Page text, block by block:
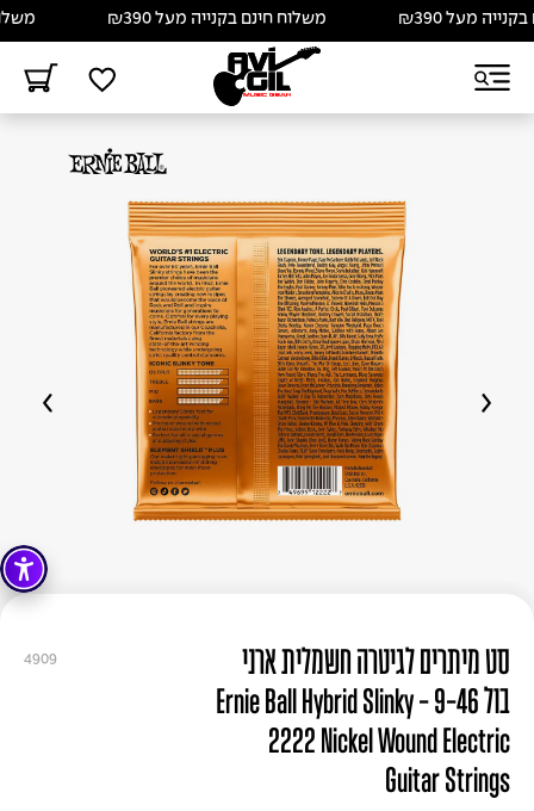
מעל ₪390 משלוח חינם בקנייה מעל ₪390 משלוח
4909
סט מיתרים לגיטרה חשמלית ארני
בול 9-46 - Ernie Ball Hybrid Slinky
2222 Nickel Wound Electric
Guitar Strings